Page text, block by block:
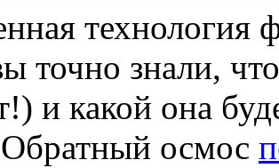
технология
точно знали,
и какой она
Обратный осмос